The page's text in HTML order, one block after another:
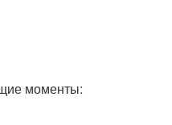
моменты: